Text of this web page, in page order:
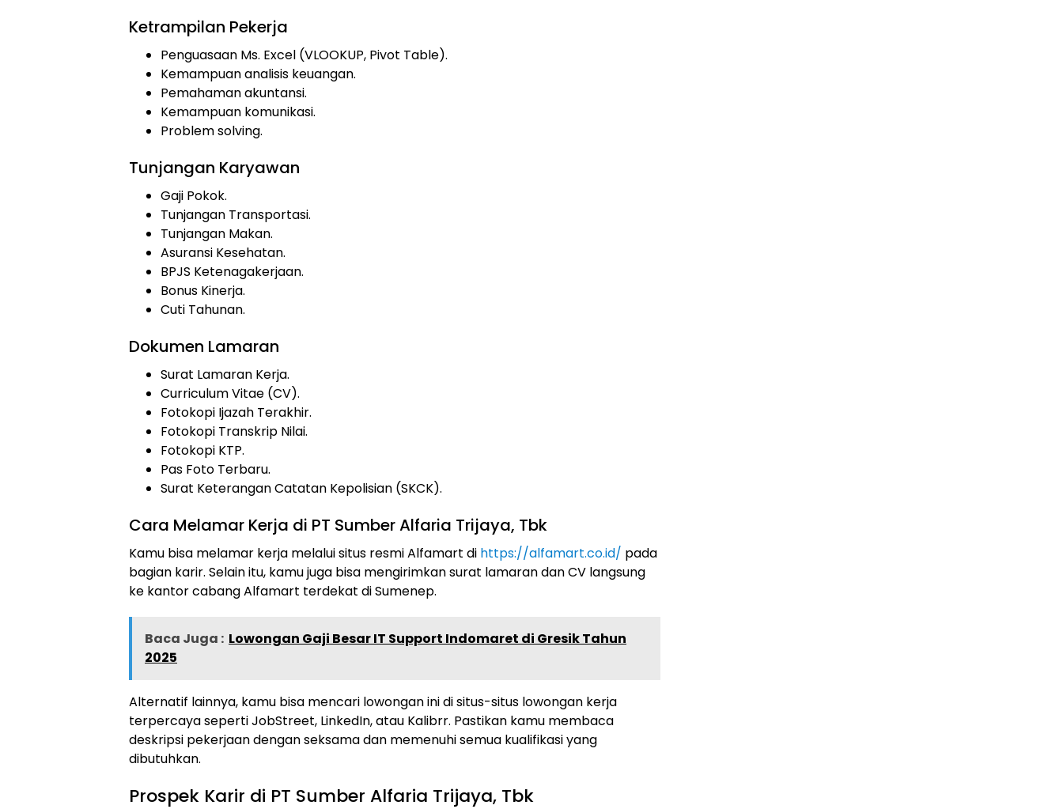
Ketrampilan Pekerja
Penguasaan Ms. Excel (VLOOKUP, Pivot Table).
Kemampuan analisis keuangan.
Pemahaman akuntansi.
Kemampuan komunikasi.
Problem solving.
Tunjangan Karyawan
Gaji Pokok.
Tunjangan Transportasi.
Tunjangan Makan.
Asuransi Kesehatan.
BPJS Ketenagakerjaan.
Bonus Kinerja.
Cuti Tahunan.
Dokumen Lamaran
Surat Lamaran Kerja.
Curriculum Vitae (CV).
Fotokopi Ijazah Terakhir.
Fotokopi Transkrip Nilai.
Fotokopi KTP.
Pas Foto Terbaru.
Surat Keterangan Catatan Kepolisian (SKCK).
Cara Melamar Kerja di PT Sumber Alfaria Trijaya, Tbk
Kamu bisa melamar kerja melalui situs resmi Alfamart di https://alfamart.co.id/ pada
bagian karir. Selain itu, kamu juga bisa mengirimkan surat lamaran dan CV langsung
ke kantor cabang Alfamart terdekat di Sumenep.
Baca Juga : Lowongan Gaji Besar IT Support Indomaret di Gresik Tahun
2025
Alternatif lainnya, kamu bisa mencari lowongan ini di situs-situs lowongan kerja
terpercaya seperti JobStreet, LinkedIn, atau Kalibrr. Pastikan kamu membaca
deskripsi pekerjaan dengan seksama dan memenuhi semua kualifikasi yang
dibutuhkan.
Prospek Karir di PT Sumber Alfaria Trijaya, Tbk